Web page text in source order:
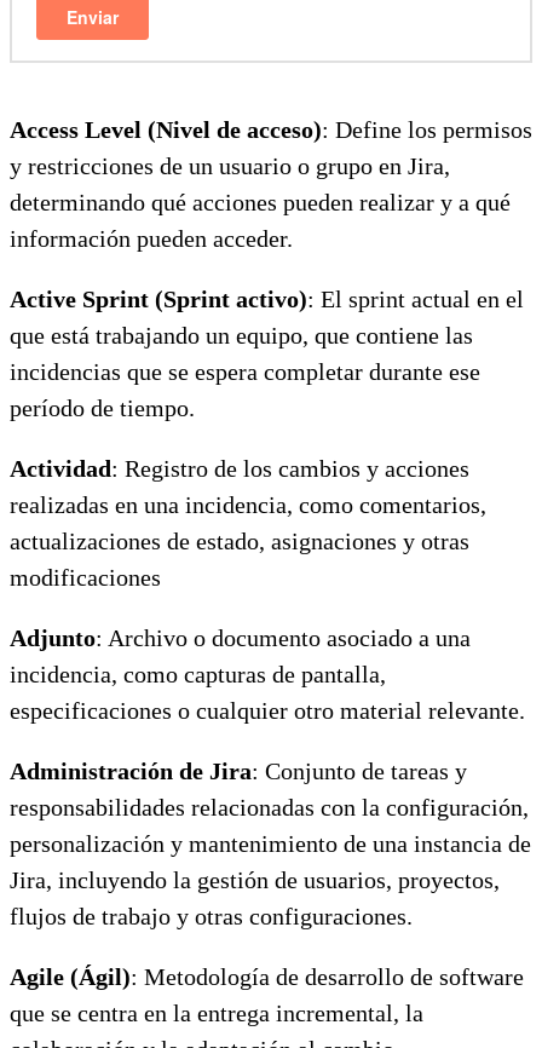
Access Level (Nivel de acceso): Define los permisos
y restricciones de un usuario o grupo en Jira,
determinando qué acciones pueden realizar y a qué
información pueden acceder.
Active Sprint (Sprint activo): El sprint actual en el
que está trabajando un equipo, que contiene las
incidencias que se espera completar durante ese
período de tiempo.
Actividad: Registro de los cambios y acciones
realizadas en una incidencia, como comentarios,
actualizaciones de estado, asignaciones y otras
modificaciones
Adjunto: Archivo o documento asociado a una
incidencia, como capturas de pantalla,
especificaciones o cualquier otro material relevante.
Administración de Jira: Conjunto de tareas y
responsabilidades relacionadas con la configuración,
personalización y mantenimiento de una instancia de
Jira, incluyendo la gestión de usuarios, proyectos,
flujos de trabajo y otras configuraciones.
Agile (Ágil): Metodología de desarrollo de software
que se centra en la entrega incremental, la